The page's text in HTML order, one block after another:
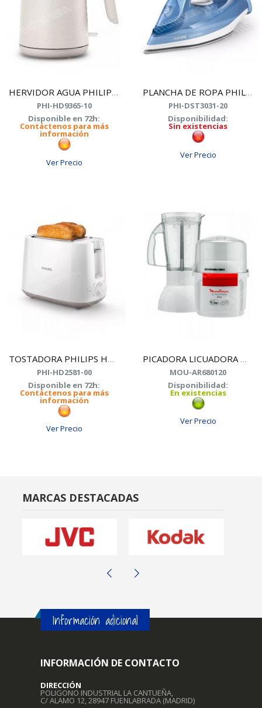
HERVIDOR AGUA PHILIPS HD9365/10
PHI-HD9365-10
Disponible en 72h:
Contáctenos para más
información
Ver Precio
PLANCHA DE ROPA PHILIPS DST3031/20
PHI-DST3031-20
Disponibilidad:
Sin existencias
Ver Precio
TOSTADORA PHILIPS HD2581/00 DOS RANURAS
PHI-HD2581-00
Disponible en 72h:
Contáctenos para más
información
Ver Precio
PICADORA LICUADORA MOULINEX AR-680120
MOU-AR680120
Disponibilidad:
En existencias
Ver Precio
MARCAS DESTACADAS
Información adicional
INFORMACIÓN DE CONTACTO
DIRECCIÓN
POLIGONO INDUSTRIAL LA CANTUEÑA,
C/ ALAMO 12, 28947 FUENLABRADA (MADRID)